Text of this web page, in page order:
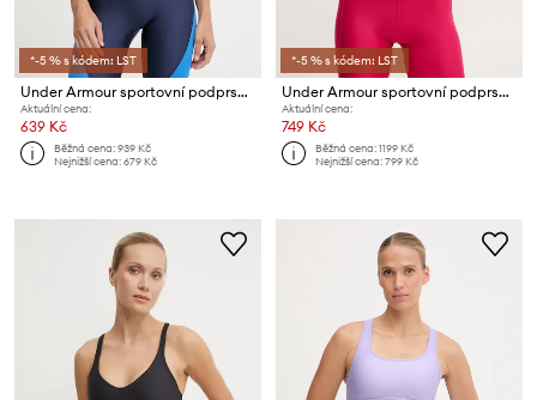
*-5 % s kódem: LST
Under Armour sportovní podprsenka
Aktuální cena:
639 Kč
Běžná cena:939 Kč
Nejnižší cena:679 Kč
*-5 % s kódem: LST
Under Armour sportovní podprsenka UA Crossback
Aktuální cena:
749 Kč
Běžná cena:1199 Kč
Nejnižší cena:799 Kč